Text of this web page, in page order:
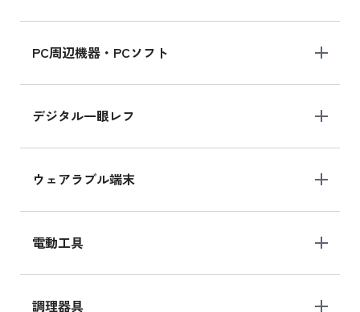
PC周辺機器・PCソフト
デジタル一眼レフ
ウェアラブル端末
電動工具
調理器具
MK2K3J/Aの新品買取価格はこちら